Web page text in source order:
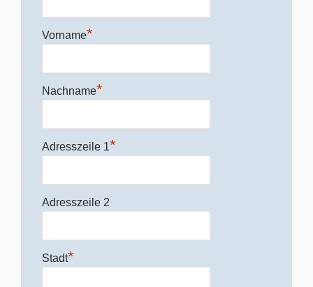
Vorname*
Nachname*
Adresszeile 1*
Adresszeile 2
Stadt*